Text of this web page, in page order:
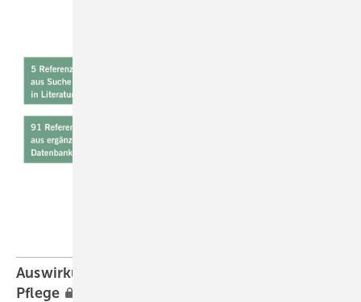
Auswirkungen von KI auf die Arbeit in der
Pflege